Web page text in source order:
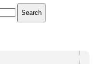
Search